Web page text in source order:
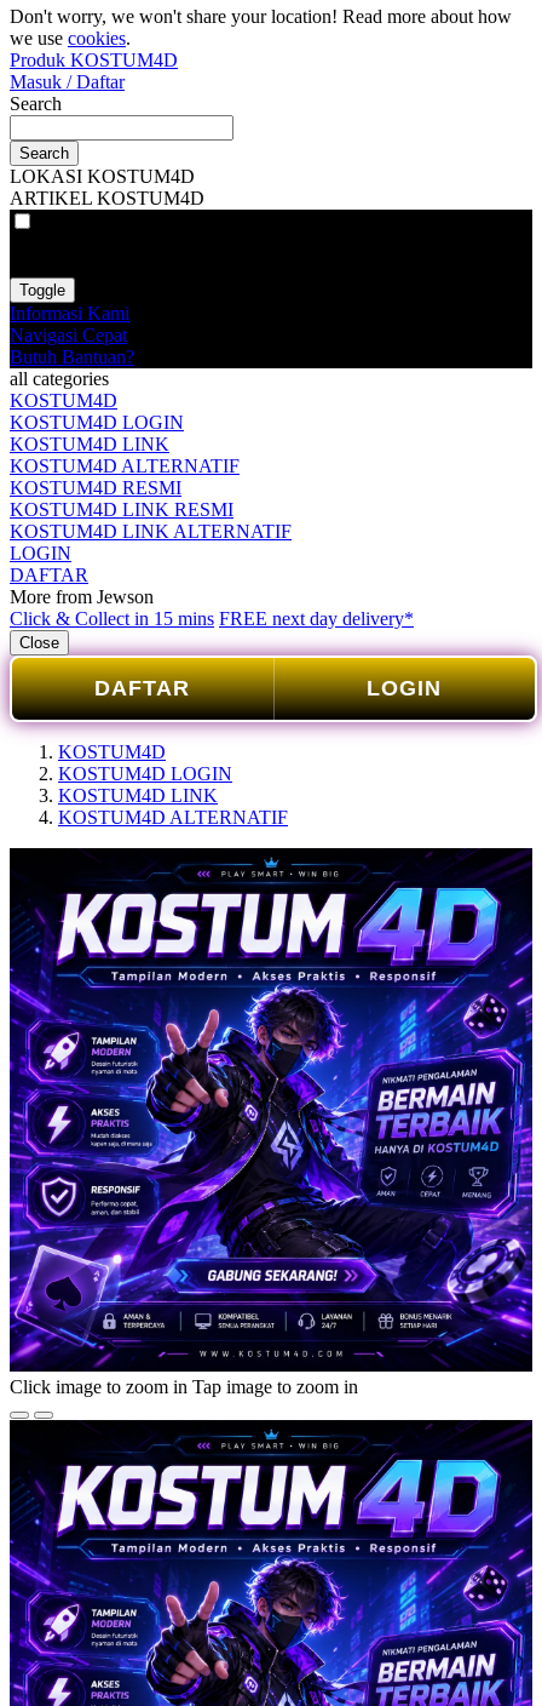
Don't worry, we won't share your location! Read more about how
we use cookies.
Produk KOSTUM4D
Masuk / Daftar
Search
Search
LOKASI KOSTUM4D
ARTIKEL KOSTUM4D
Toggle
Informasi Kami
Navigasi Cepat
Butuh Bantuan?
all categories
KOSTUM4D
KOSTUM4D LOGIN
KOSTUM4D LINK
KOSTUM4D ALTERNATIF
KOSTUM4D RESMI
KOSTUM4D LINK RESMI
KOSTUM4D LINK ALTERNATIF
LOGIN
DAFTAR
More from Jewson
Click & Collect in 15 mins FREE next day delivery*
Close
DAFTAR LOGIN
KOSTUM4D
KOSTUM4D LOGIN
KOSTUM4D LINK
KOSTUM4D ALTERNATIF
Click image to zoom in Tap image to zoom in